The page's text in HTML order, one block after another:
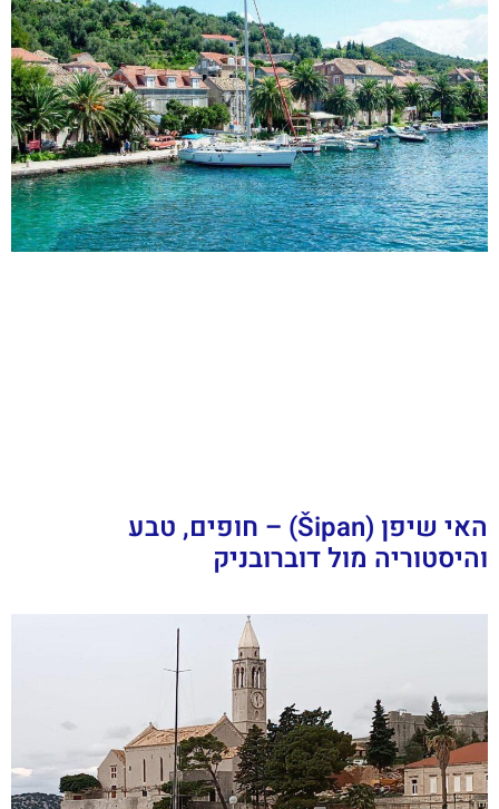
האי שיפן (Šipan) – חופים, טבע
והיסטוריה מול דוברובניק